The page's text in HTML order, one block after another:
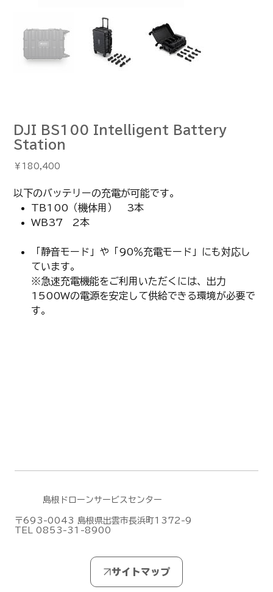
DJI BS100 Intelligent Battery
Station
価
格
￥180,400
以下のバッテリーの充電が可能です。
TB100（機体用） 3本
WB37 2本
「静音モード」や「90％充電モード」にも対応し
ています。
※急速充電機能をご利用いただくには、出力
1500Wの電源を安定して供給できる環境が必要で
す。
島根ドローンサービスセンター
〒693-0043 島根県出雲市長浜町1372-9
TEL 0853-31-8900